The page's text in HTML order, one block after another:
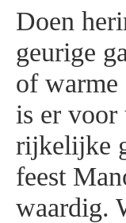
Doen
geurige
of warme
is er voor
rijkelijke
feest
waardig.